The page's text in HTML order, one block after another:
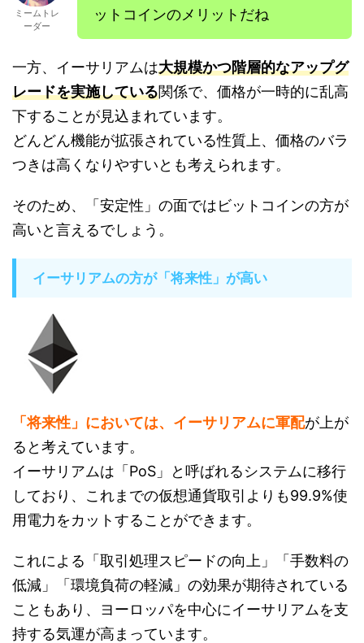
ミームトレ
ーダー
ットコインのメリットだね
一方、イーサリアムは大規模かつ階層的なアップグ
レードを実施している関係で、価格が一時的に乱高
下することが見込まれています。
どんどん機能が拡張されている性質上、価格のバラ
つきは高くなりやすいとも考えられます。
そのため、「安定性」の面ではビットコインの方が
高いと言えるでしょう。
イーサリアムの方が「将来性」が高い
「将来性」においては、イーサリアムに軍配が上が
ると考えています。
イーサリアムは「PoS」と呼ばれるシステムに移行
しており、これまでの仮想通貨取引よりも99.9%使
用電力をカットすることができます。
これによる「取引処理スピードの向上」「手数料の
低減」「環境負荷の軽減」の効果が期待されている
こともあり、ヨーロッパを中心にイーサリアムを支
持する気運が高まっています。